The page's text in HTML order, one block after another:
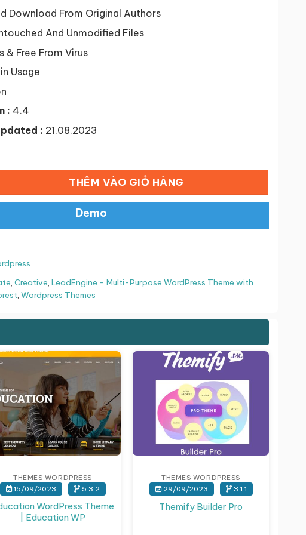
₫.
là:
50,000 ₫.
Download From Original Authors
And Unmodified Files
& Free From Virus
Usage
: 4.4
: 21.08.2023
Purpose WordPress Theme with Page Builder số lượng
THÊM VÀO GIỎ HÀNG
Demo
, Creative, LeadEngine - Multi-Purpose WordPress Theme with
, Wordpress Themes
THEMES WORDPRESS
15/09/2023 5.3.2
WordPress Theme
| Education WP
THEMES WORDPRESS
29/09/2023 3.1.1
Themify Builder Pro